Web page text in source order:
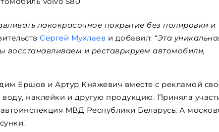
лакокрасочное покрытие без полировки и
Сергей Мухлаев и добавил: “Эта
и реставрируем автомобили,
Ершов и Артур Княжевич вместе с рекламой
наклейки и другую продукцию. Приняла
МВД Республики Беларусь. А